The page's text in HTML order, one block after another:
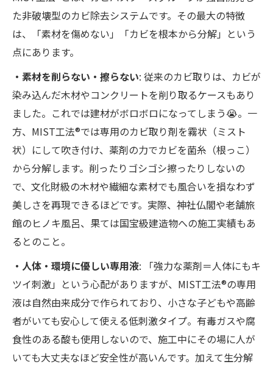
た非破壊型のカビ除去システムです。その最大の特徴
は、「素材を傷めない」「カビを根本から分解」という
点にあります。
・素材を削らない・擦らない: 従来のカビ取りは、カビが
染み込んだ木材やコンクリートを削り取るケースもあり
ました。これでは建材がボロボロになってしまう😭。一
方、MIST工法®では専用のカビ取り剤を霧状（ミスト
状）にして吹き付け、薬剤の力でカビを菌糸（根っこ）
から分解します。削ったりゴシゴシ擦ったりしないの
で、文化財級の木材や繊細な素材でも風合いを損なわず
美しさを再現できるほどです。実際、神社仏閣や老舗旅
館のヒノキ風呂、果ては国宝級建造物への施工実績もあ
るとのこと。
・人体・環境に優しい専用液: 「強力な薬剤＝人体にもキ
ツイ刺激」という心配がありますが、MIST工法®の専用
液は自然由来成分で作られており、小さな子どもや高齢
者がいても安心して使える低刺激タイプ。有毒ガスや腐
食性のある酸も使用しないので、施工中にその場に人が
いても大丈夫なほど安全性が高いんです。加えて生分解